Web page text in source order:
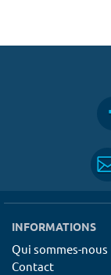
INFORMATIONS
Qui sommes-nous
Contact